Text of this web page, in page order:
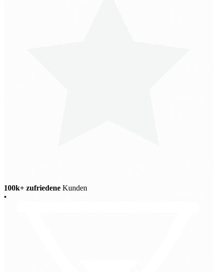
100k+ zufriedene Kunden
•